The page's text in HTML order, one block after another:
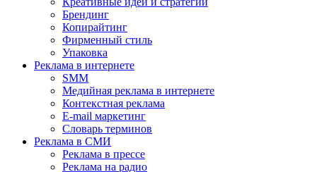
Брендинг
Копирайтинг
Фирменный стиль
Упаковка
Реклама в интернете
SMM
Медийная реклама в интернете
Контекстная реклама
E-mail маркетинг
Словарь терминов
Реклама в СМИ
Реклама в прессе
Реклама на радио